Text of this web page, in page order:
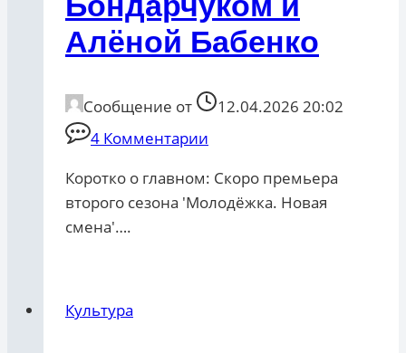
Алёной Бабенко
Сообщение от
12.04.2026 20:02
4 Комментарии
Коротко о главном: Скоро премьера
второго сезона 'Молодёжка. Новая
смена'….
Культура